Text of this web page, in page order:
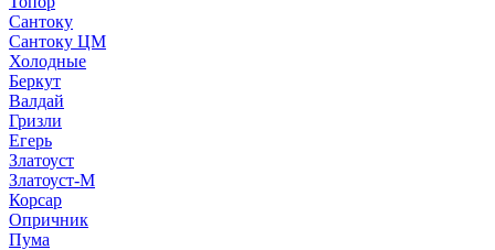
Сантоку
Сантоку ЦМ
Холодные
Беркут
Валдай
Гризли
Егерь
Златоуст
Златоуст-М
Корсар
Опричник
Пума